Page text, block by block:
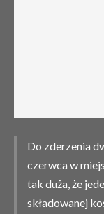
Do zderzenia
czerwca w
tak duża, że
składowanej